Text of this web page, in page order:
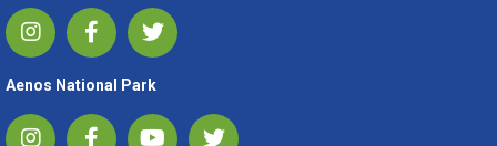
Aenos National Park